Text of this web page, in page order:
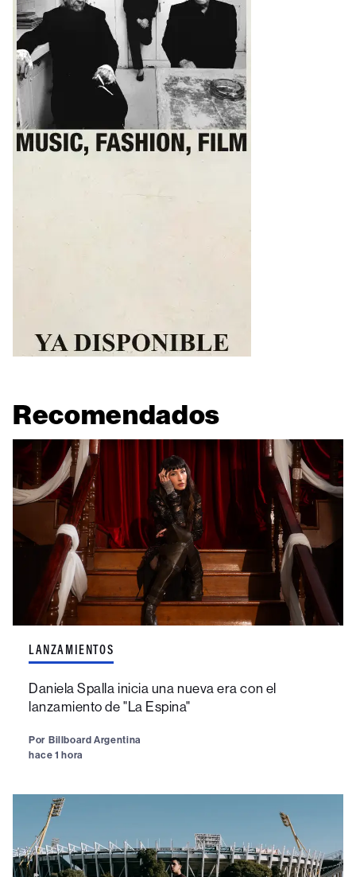
Recomendados
LANZAMIENTOS
Daniela Spalla inicia una nueva era con el
lanzamiento de "La Espina"
Por Billboard Argentina
hace 1 hora